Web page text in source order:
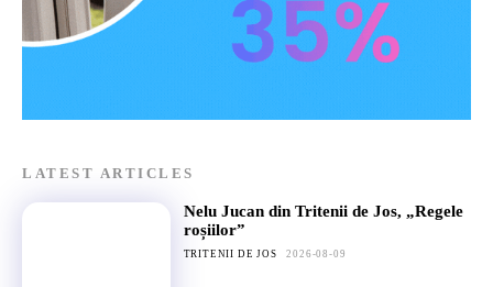
LATEST ARTICLES
Nelu Jucan din Tritenii de Jos, „Regele
roșiilor”
TRITENII DE JOS 2026-08-09